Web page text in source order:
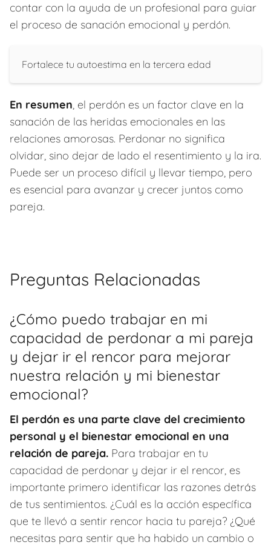
contar con la ayuda de un profesional para guiar
el proceso de sanación emocional y perdón.
Fortalece tu autoestima en la tercera edad
En resumen, el perdón es un factor clave en la
sanación de las heridas emocionales en las
relaciones amorosas. Perdonar no significa
olvidar, sino dejar de lado el resentimiento y la ira.
Puede ser un proceso difícil y llevar tiempo, pero
es esencial para avanzar y crecer juntos como
pareja.
Preguntas Relacionadas
¿Cómo puedo trabajar en mi
capacidad de perdonar a mi pareja
y dejar ir el rencor para mejorar
nuestra relación y mi bienestar
emocional?
El perdón es una parte clave del crecimiento
personal y el bienestar emocional en una
relación de pareja. Para trabajar en tu
capacidad de perdonar y dejar ir el rencor, es
importante primero identificar las razones detrás
de tus sentimientos. ¿Cuál es la acción específica
que te llevó a sentir rencor hacia tu pareja? ¿Qué
necesitas para sentir que ha habido un cambio o